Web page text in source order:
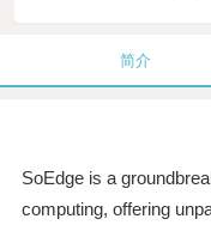
简介
SoEdge is a
computing, offering